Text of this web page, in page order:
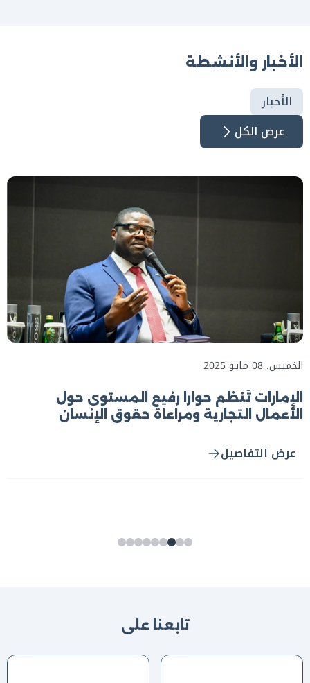
الأخبار والأنشطة
الأخبار
عرض الكل
الخميس, 08 مايو 2025
الإمارات تُنظم حواراً رفيع المستوى حول
الأعمال التجارية ومراعاة حقوق الإنسان
عرض التفاصيل
تابعنا على​